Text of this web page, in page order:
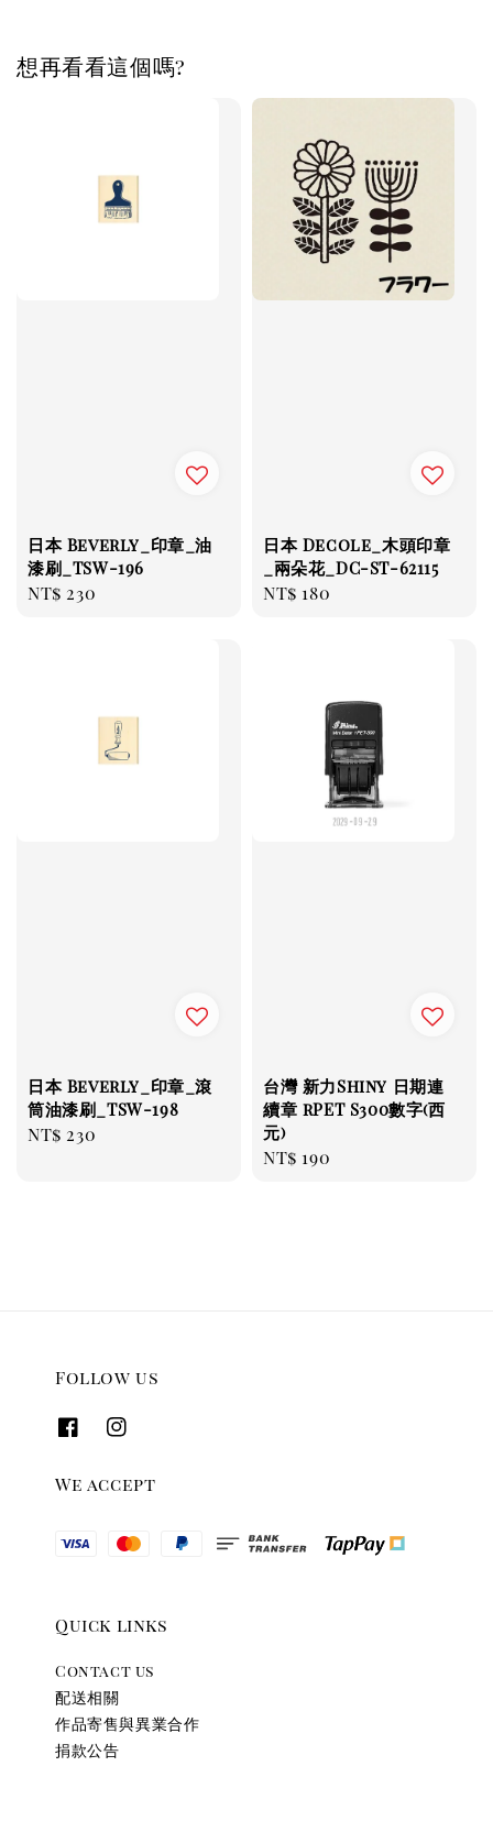
想再看看這個嗎?
日本 Beverly_印章_油
漆刷_TSW-196
Regular
NT$ 230
日本 Decole_木頭印章
_兩朵花_DC-ST-62115
Regular
NT$ 180
日本 Beverly_印章_滾
筒油漆刷_TSW-198
Regular
NT$ 230
台灣 新力Shiny 日期連
續章 rPET S300數字(西
元)
Regular
NT$ 190
Follow us
We accept
Quick links
Contact us
配送相關
作品寄售與異業合作
捐款公告